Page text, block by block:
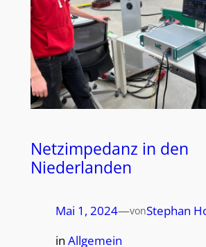
Netzimpedanz in den
Niederlanden
Mai 1, 2024—vonStephan
in Allgemein